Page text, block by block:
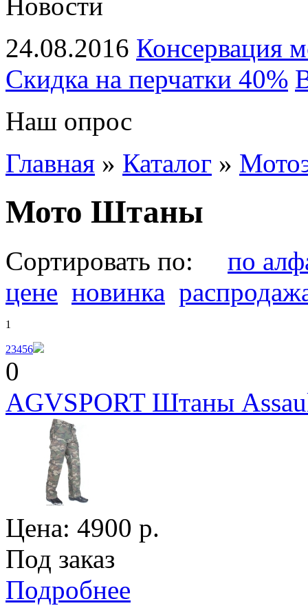
24.08.2016 Консервация
Скидка на перчатки 40%
Наш опрос
Главная » Каталог »
Мото Штаны
Сортировать по: по
цене новинка
1
23456
0
AGVSPORT Штаны
Цена: 4900 р.
Под заказ
Подробнее